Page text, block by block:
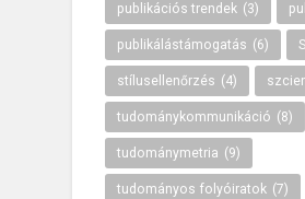
publikációs trendek (3)
publikálástámogatás (6)
stílusellenőrzés (4)
tudománykommunikáció (8)
tudománymetria (9)
tudományos folyóiratok (7)